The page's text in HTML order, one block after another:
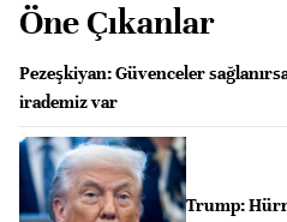
Öne Çıkanlar
Pezeşkiyan: Güvenceler
irademiz var
Trump: